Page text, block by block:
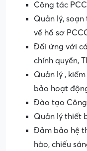
Công tác
Quản lý,
về hồ sơ
Đối ứng với
chính quyền,
Quản lý ,
bảo hoạt
Đào tạo Công
Quản lý thiết
Đảm bảo hệ
hào, chiếu